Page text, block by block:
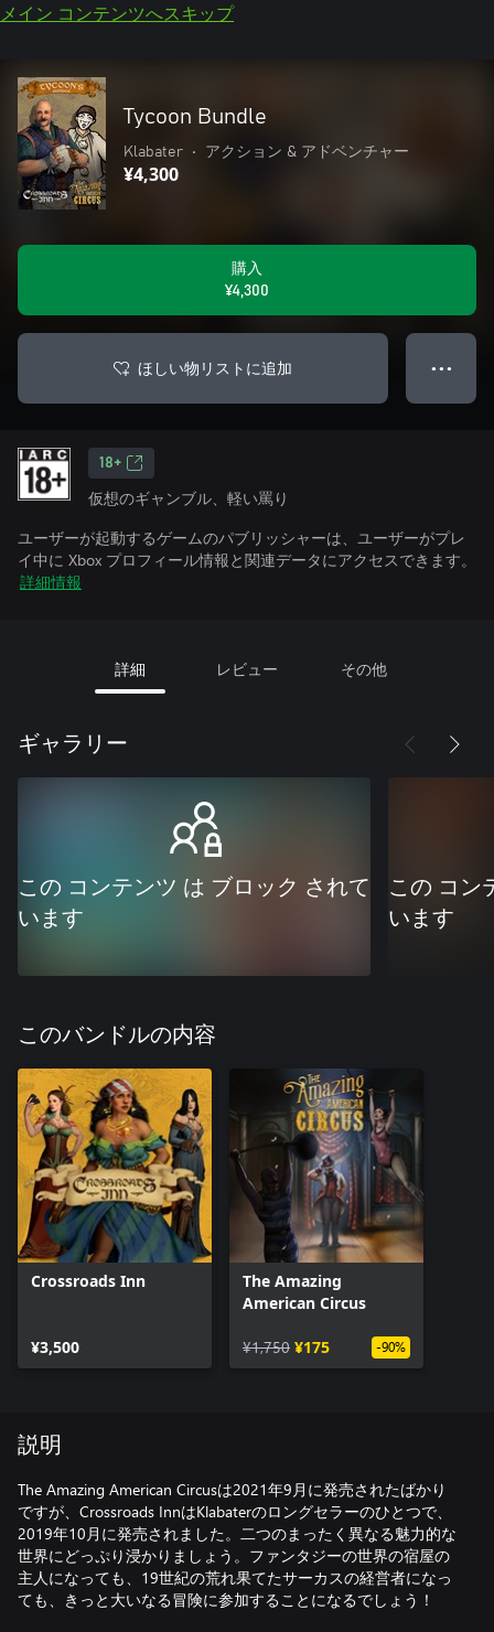
メイン コンテンツへスキップ
Tycoon Bundle
Klabater • アクション & アドベンチャー
¥4,300
購入
¥4,300
ほしい物リストに追加 ● ● ●
18+
仮想のギャンブル、軽い罵り
ユーザーが起動するゲームのパブリッシャーは、ユーザーがプレ
イ中に Xbox プロフィール情報と関連データにアクセスできます。
詳細情報
詳細 レビュー その他
ギャラリー
この コンテンツ は ブロック されて
います
この コン
います
このバンドルの内容
Crossroads Inn
¥3,500
The Amazing
American Circus
¥1,750 ¥175 -90%
説明
The Amazing American Circusは2021年9月に発売されたばかり
ですが、Crossroads InnはKlabaterのロングセラーのひとつで、
2019年10月に発売されました。二つのまったく異なる魅力的な
世界にどっぷり浸かりましょう。ファンタジーの世界の宿屋の
主人になっても、19世紀の荒れ果てたサーカスの経営者になっ
ても、きっと大いなる冒険に参加することになるでしょう！